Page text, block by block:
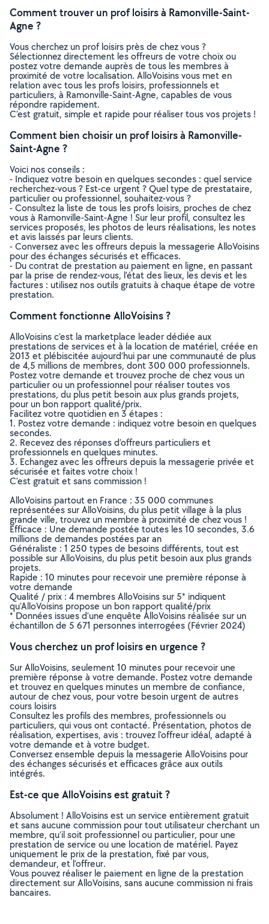
Comment trouver un prof loisirs à Ramonville-Saint-
Agne ?
Vous cherchez un prof loisirs près de chez vous ?
Sélectionnez directement les offreurs de votre choix ou
postez votre demande auprès de tous les membres à
proximité de votre localisation. AlloVoisins vous met en
relation avec tous les profs loisirs, professionnels et
particuliers, à Ramonville-Saint-Agne, capables de vous
répondre rapidement.
C’est gratuit, simple et rapide pour réaliser tous vos projets !
Comment bien choisir un prof loisirs à Ramonville-
Saint-Agne ?
Voici nos conseils :
- Indiquez votre besoin en quelques secondes : quel service
recherchez-vous ? Est-ce urgent ? Quel type de prestataire,
particulier ou professionnel, souhaitez-vous ?
- Consultez la liste de tous les profs loisirs, proches de chez
vous à Ramonville-Saint-Agne ! Sur leur profil, consultez les
services proposés, les photos de leurs réalisations, les notes
et avis laissés par leurs clients.
- Conversez avec les offreurs depuis la messagerie AlloVoisins
pour des échanges sécurisés et efficaces.
- Du contrat de prestation au paiement en ligne, en passant
par la prise de rendez-vous, l’état des lieux, les devis et les
factures : utilisez nos outils gratuits à chaque étape de votre
prestation.
Comment fonctionne AlloVoisins ?
AlloVoisins c’est la marketplace leader dédiée aux
prestations de services et à la location de matériel, créée en
2013 et plébiscitée aujourd’hui par une communauté de plus
de 4,5 millions de membres, dont 300 000 professionnels.
Postez votre demande et trouvez proche de chez vous un
particulier ou un professionnel pour réaliser toutes vos
prestations, du plus petit besoin aux plus grands projets,
pour un bon rapport qualité/prix.
Facilitez votre quotidien en 3 étapes :
1. Postez votre demande : indiquez votre besoin en quelques
secondes.
2. Recevez des réponses d’offreurs particuliers et
professionnels en quelques minutes.
3. Echangez avec les offreurs depuis la messagerie privée et
sécurisée et faites votre choix !
C’est gratuit et sans commission !
AlloVoisins partout en France : 35 000 communes
représentées sur AlloVoisins, du plus petit village à la plus
grande ville, trouvez un membre à proximité de chez vous !
Efficace : Une demande postée toutes les 10 secondes, 3.6
millions de demandes postées par an
Généraliste : 1 250 types de besoins différents, tout est
possible sur AlloVoisins, du plus petit besoin aux plus grands
projets.
Rapide : 10 minutes pour recevoir une première réponse à
votre demande
Qualité / prix : 4 membres AlloVoisins sur 5* indiquent
qu’AlloVoisins propose un bon rapport qualité/prix
* Données issues d’une enquête AlloVoisins réalisée sur un
échantillon de 5 671 personnes interrogées (Février 2024)
Vous cherchez un prof loisirs en urgence ?
Sur AlloVoisins, seulement 10 minutes pour recevoir une
première réponse à votre demande. Postez votre demande
et trouvez en quelques minutes un membre de confiance,
autour de chez vous, pour votre besoin urgent de autres
cours loisirs
Consultez les profils des membres, professionnels ou
particuliers, qui vous ont contacté. Présentation, photos de
réalisation, expertises, avis : trouvez l'offreur idéal, adapté à
votre demande et à votre budget.
Conversez ensemble depuis la messagerie AlloVoisins pour
des échanges sécurisés et efficaces grâce aux outils
intégrés.
Est-ce que AlloVoisins est gratuit ?
Absolument ! AlloVoisins est un service entièrement gratuit
et sans aucune commission pour tout utilisateur cherchant un
membre, qu’il soit professionnel ou particulier, pour une
prestation de service ou une location de matériel. Payez
uniquement le prix de la prestation, fixé par vous,
demandeur, et l’offreur.
Vous pouvez réaliser le paiement en ligne de la prestation
directement sur AlloVoisins, sans aucune commission ni frais
bancaires.